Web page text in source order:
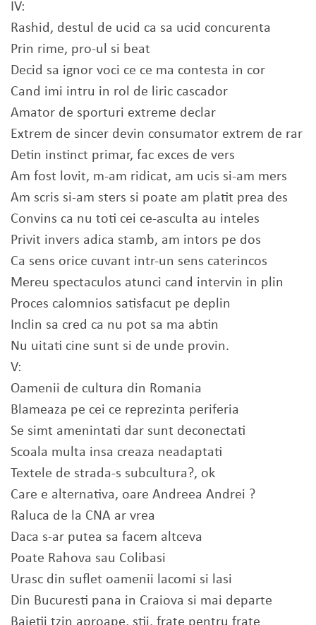
IV:
Rashid, destul de ucid ca sa ucid concurenta
Prin rime, pro-ul si beat
Decid sa ignor voci ce ce ma contesta in cor
Cand imi intru in rol de liric cascador
Amator de sporturi extreme declar
Extrem de sincer devin consumator extrem de rar
Detin instinct primar, fac exces de vers
Am fost lovit, m-am ridicat, am ucis si-am mers
Am scris si-am sters si poate am platit prea des
Convins ca nu toti cei ce-asculta au inteles
Privit invers adica stamb, am intors pe dos
Ca sens orice cuvant intr-un sens caterincos
Mereu spectaculos atunci cand intervin in plin
Proces calomnios satisfacut pe deplin
Inclin sa cred ca nu pot sa ma abtin
Nu uitati cine sunt si de unde provin.
V:
Oamenii de cultura din Romania
Blameaza pe cei ce reprezinta periferia
Se simt amenintati dar sunt deconectati
Scoala multa insa creaza neadaptati
Textele de strada-s subcultura?, ok
Care e alternativa, oare Andreea Andrei ?
Raluca de la CNA ar vrea
Daca s-ar putea sa facem altceva
Poate Rahova sau Colibasi
Urasc din suflet oamenii lacomi si lasi
Din Bucuresti pana in Craiova si mai departe
Baietii tzin aproape, stii, frate pentru frate